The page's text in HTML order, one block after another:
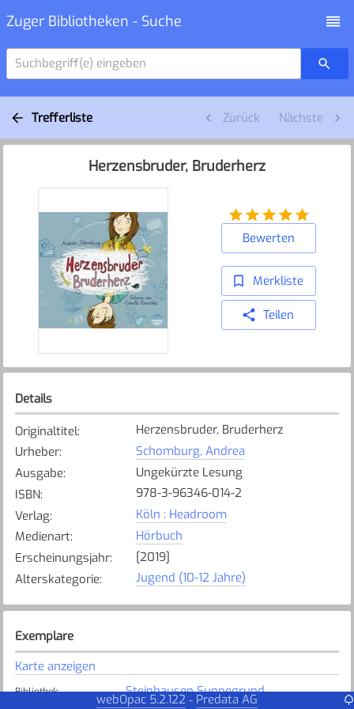
Zuger Bibliotheken - Suche
Suchbegriff(e) eingeben
Trefferliste Zurück Nächste
Herzensbruder, Bruderherz
Bewerten
Merkliste
Teilen
Details
Originaltitel:
Herzensbruder, Bruderherz
Urheber:
Schomburg, Andrea
Ausgabe:
Ungekürzte Lesung
ISBN:
978-3-96346-014-2
Verlag:
Köln : Headroom
Medienart:
Hörbuch
Erscheinungsjahr:
[2019]
Alterskategorie: Jugend (10-12 Jahre)
Exemplare
Karte anzeigen
Bibliothek: Steinhausen Sunnegrund
webOpac 5.2.122 - Predata AG